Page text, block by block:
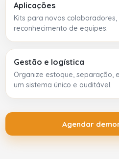
Aplicações
Kits para novos
reconhecimento de equipes.
Gestão e logística
Organize estoque, separação,
um sistema único e auditável.
Agendar